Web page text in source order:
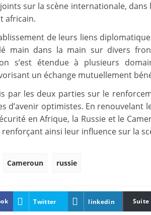
sur la scène internationale,
africain.
de leurs liens
main dans la main sur divers
s’est étendue à plusieurs
un échange mutuellement
par les deux parties sur le
d’avenir optimistes. En
en Afrique, la Russie et le
ainsi leur influence sur la
Cameroun russie
Twitter linkedin Suite